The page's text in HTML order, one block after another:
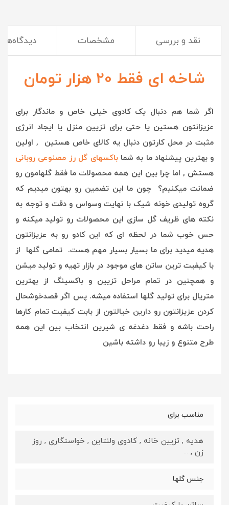
نقد و بررسی مشخصات دیدگاه‌ها
شاخه ای فقط 20 هزار تومان
اگر شما هم دنبال یک کادوی خیلی خاص و ماندگار برای
عزیزانتون هستین یا حتی برای تزیین منزل یا ایجاد انرژی
مثبت در محل کارتون دنبال یه کالای خاص هستین , اولین
و بهترین پیشنهاد ما به شماباکسهای گل رز مصنوعی روبانی
هستش , اما چرا بین این همه محصولات ما فقط گلهامون رو
ضمانت میکنیم؟ چون ما این تضمین رو بهتون میدیم که
گروه تولیدی خونه شیک با نهایت وسواس و دقت و توجه به
نکته های ظریف گل سازی این محصولات رو تولید میکنه و
حس خوب شما در لحظه ای که این کادو رو به عزیزانتون
هدیه میدید برای ما بسیار بسیار مهم هست. تمامی گلها از
با کیفیت ترین ساتن های موجود در بازار تهیه و تولید میشن
و همچنین در تمام مراحل تزیین و باکسینگ از بهترین
متریال برای تولید گلها استفاده میشه. پس اگر قصدخوشحال
کردن عزیزانتون رو دارین خیالتون از بابت کیفیت تمام کارها
راحت باشه و فقط دغدغه ی شیرین انتخاب بین این همه
طرح متنوع و زیبا رو داشته باشین
مناسب برای
هدیه , تزیین خانه , کادوی ولنتاین , خواستگاری , روز
زن , ...
جنس گلها